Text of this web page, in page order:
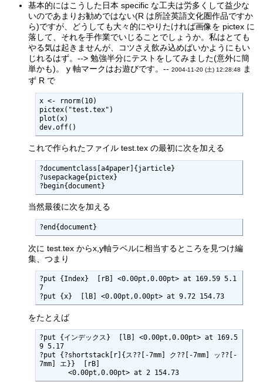
基本的にはこうした日本 specific な工夫は労多くして益少な
いのであまりお勧めではない(R は所詮英語文化圏作品ですか
ら)ですが、どうしても大々的にやりたければ画像を pictex に
落して、それを手作業でいじることでしょうか。私はとても
やる気は起きませんが、コツさえ飲み込めばいかようにもい
じれるはず。--> 勉強半分にテストをしてみました(意外に簡
単かも)。 y 軸マークはお遊びです。--2004-11-20 (土) 12:28:48
ま
ず R で
x <- rnorm(10)
pictex("test.tex")
plot(x)
dev.off()
これで作られたファイル test.tex の最初に次を加える
?documentclass[a4paper]{jarticle}
?usepackage{pictex}
?begin{document}
当然最後に次を加える
?end{document}
次に test.tex からx,y軸ラベルに相当するところを見つけ編
集、つまり
?put {Index}  [rB] <0.00pt,0.00pt> at 169.59 5.1
7
?put {x}  [lB] <0.00pt,0.00pt> at 9.72 154.73
をたとえば
?put {インデックス}  [lB] <0.00pt,0.00pt> at 169.5
9 5.17
?put {?shortstack[r]{ス??[-7mm] ク??[-7mm] ッ??[-
7mm] エ}}  [rB]
       <0.00pt,0.00pt> at 2 154.73